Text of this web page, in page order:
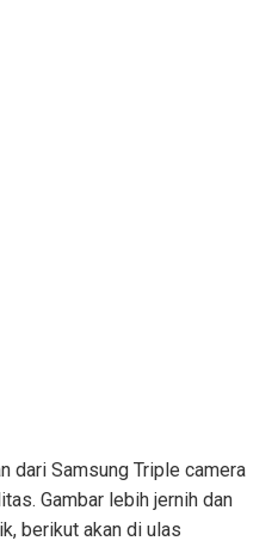
dari Samsung Triple camera
Gambar lebih jernih dan
berikut akan di ulas